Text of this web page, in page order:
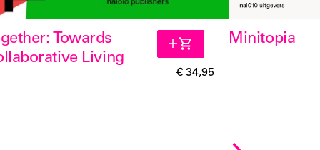
Towards
Living
€ 34,95
Minitopia